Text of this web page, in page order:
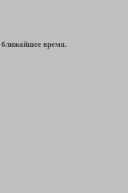
время.